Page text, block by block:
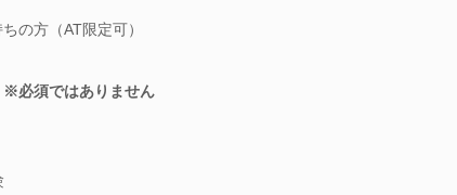
の方（AT限定可）
※必須ではありません